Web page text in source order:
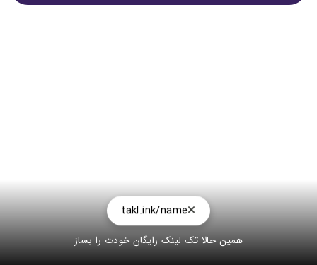
takl.ink/name
همین حالا تک لینک رایگان خودت را بساز